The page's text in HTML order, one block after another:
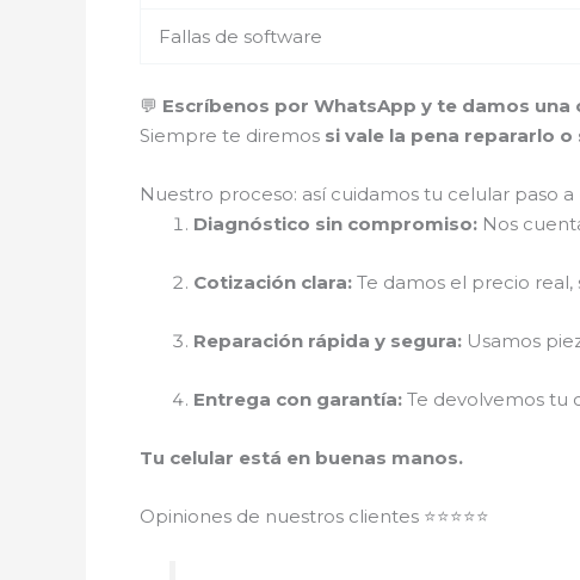
Fallas de software
💬 Escríbenos por WhatsApp y te damos una
Siempre te diremos si vale la pena repararlo
Nuestro proceso: así cuidamos tu celular paso a
Diagnóstico sin compromiso: Nos
Cotización clara: Te damos el precio real,
Reparación rápida y segura: Usamos
Entrega con garantía: Te devolvemos tu
Tu celular está en buenas manos.
Opiniones de nuestros clientes ⭐⭐⭐⭐⭐